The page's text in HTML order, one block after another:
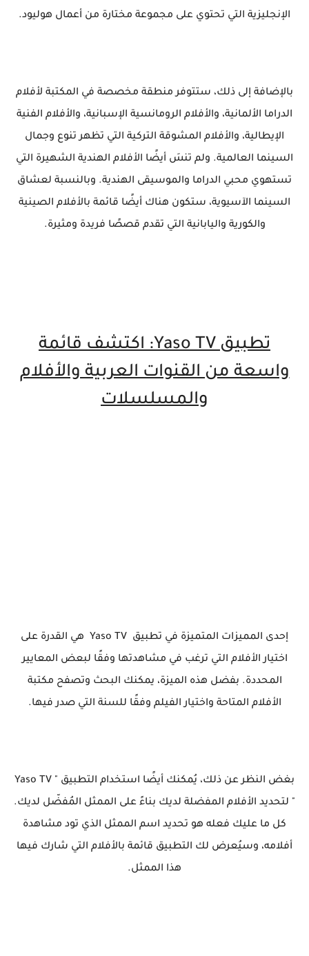
الإنجليزية التي تحتوي على مجموعة مختارة من أعمال هوليود.
بالإضافة إلى ذلك، ستتوفر منطقة مخصصة في المكتبة لأفلام
الدراما الألمانية، والأفلام الرومانسية الإسبانية، والأفلام الفنية
الإيطالية، والأفلام المشوقة التركية التي تظهر تنوع وجمال
السينما العالمية. ولم تنسَ أيضًا الأفلام الهندية الشهيرة التي
تستهوي محبي الدراما والموسيقى الهندية. وبالنسبة لعشاق
السينما الآسيوية، ستكون هناك أيضًا قائمة بالأفلام الصينية
والكورية واليابانية التي تقدم قصصًا فريدة ومثيرة.
تطبيق Yaso TV: اكتشف قائمة
واسعة من القنوات العربية والأفلام
والمسلسلات
إحدى المميزات المتميزة في تطبيق Yaso TV هي القدرة على
اختيار الأفلام التي ترغب في مشاهدتها وفقًا لبعض المعايير
المحددة. بفضل هذه الميزة، يمكنك البحث وتصفح مكتبة
الأفلام المتاحة واختيار الفيلم وفقًا للسنة التي صدر فيها.
بغض النظر عن ذلك، يُمكنك أيضًا استخدام التطبيق " Yaso TV
" لتحديد الأفلام المفضلة لديك بناءً على الممثل المُفضّل لديك.
كل ما عليك فعله هو تحديد اسم الممثل الذي تود مشاهدة
أفلامه، وسيُعرض لك التطبيق قائمة بالأفلام التي شارك فيها
هذا الممثل.